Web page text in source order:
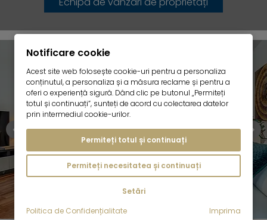
Oferte curente
Notificare cookie
Acest site web folosește cookie-uri pentru a personaliza
conținutul, a personaliza și a măsura reclame și pentru a
oferi o experiență sigură. Dând clic pe butonul „Permiteți
totul și continuați”, sunteți de acord cu colectarea datelor
prin intermediul cookie-urilor.
Permiteți totul și continuați
Permiteți necesitatea și continuați
Setări
Politica de Confidențialitate
Imprima